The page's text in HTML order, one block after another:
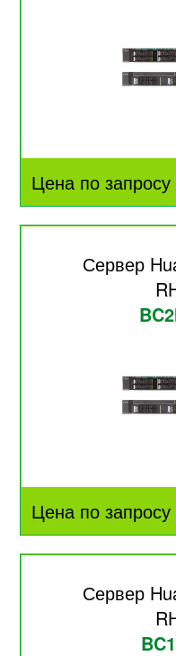
Цена по запросу
Сервер
Цена по запросу
Сервер